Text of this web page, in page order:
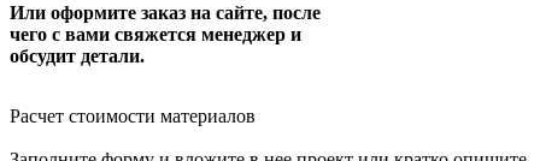
Или оформите заказ на сайте, после
чего с вами свяжется менеджер и
обсудит детали.
Расчет стоимости материалов